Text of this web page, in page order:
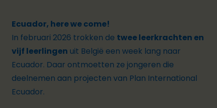
Ecuador, here we come!
In februari 2026 trokken de twee leerkrachten en
vijf leerlingen uit België een week lang naar
Ecuador. Daar ontmoetten ze jongeren die
deelnemen aan projecten van Plan International
Ecuador.